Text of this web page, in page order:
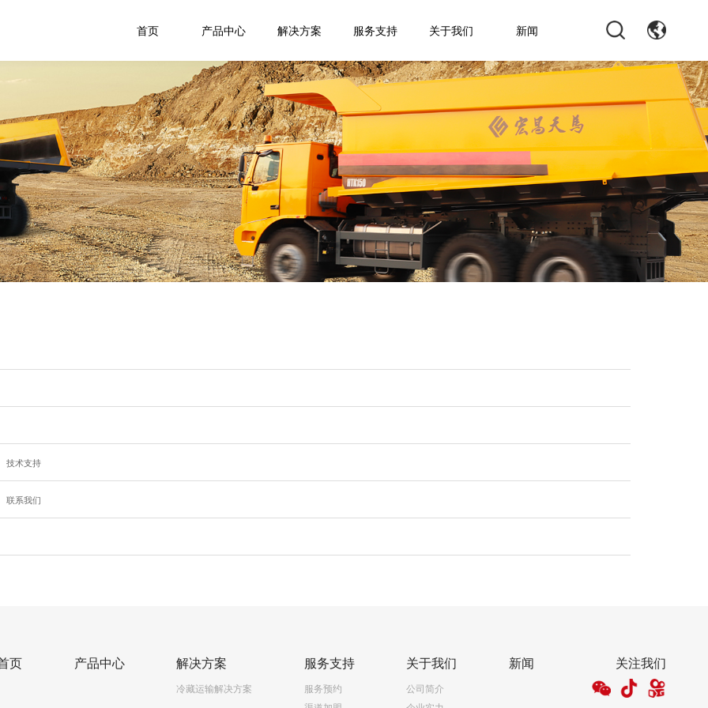
首页 产品中心 解决方案 服务支持 关于我们 新闻
技术支持
联系我们
页 产品中心 解决方案
冷藏运输解决方案
服务支持
服务预约
关于我们
公司简介
新闻 关注我们